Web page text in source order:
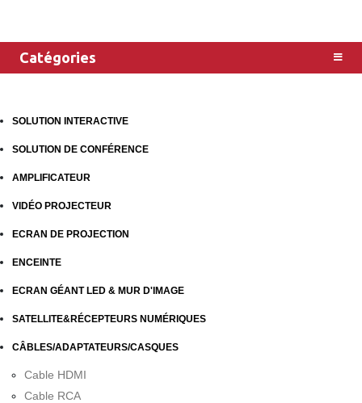
Catégories
SOLUTION INTERACTIVE
SOLUTION DE CONFÉRENCE
AMPLIFICATEUR
VIDÉO PROJECTEUR
ECRAN DE PROJECTION
ENCEINTE
ECRAN GÉANT LED & MUR D'IMAGE
SATELLITE&RÉCEPTEURS NUMÉRIQUES
CÂBLES/ADAPTATEURS/CASQUES
Cable HDMI
Cable RCA